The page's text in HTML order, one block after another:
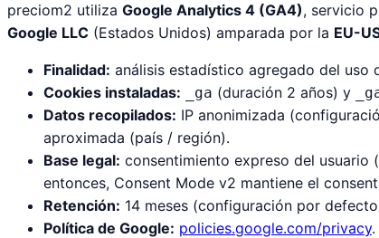
preciom2 utiliza Google Analytics 4 (GA4), servicio
Google LLC (Estados Unidos) amparada por la EU-
Finalidad: análisis estadístico agregado del uso
Cookies instaladas:
_ga (duración 2 años) y
Datos recopilados: IP anonimizada
aproximada (país / región).
Base legal: consentimiento expreso del usuario
entonces, Consent Mode v2 mantiene el
Retención: 14 meses (configuración por
Política de Google: policies.google.com/privacy.